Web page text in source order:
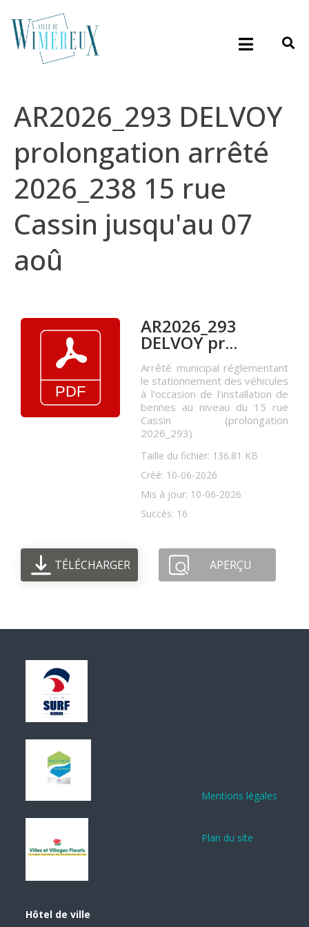
AR2026_293 DELVOY
prolongation arrêté
2026_238 15 rue
Cassin jusqu'au 07
aoû
AR2026_293
DELVOY pr...
Arrêté municipal réglementant
le stationnement des véhicules
à l'occasion de l'installation de
bennes au niveau du 15 rue
Cassin (prolongation
2026_293)
Taille du fichier: 136.81 KB
Créé: 10-06-2026
Mis à jour: 10-06-2026
Succès: 16
TÉLÉCHARGER APERÇU
Hôtel de ville
Mentions légales
Plan du site